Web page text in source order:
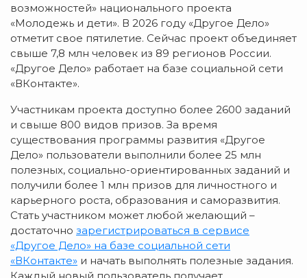
возможностей» национального проекта
«Молодежь и дети». В 2026 году «Другое Дело»
отметит свое пятилетие. Сейчас проект объединяет
свыше 7,8 млн человек из 89 регионов России.
«Другое Дело» работает на базе социальной сети
«ВКонтакте».
Участникам проекта доступно более 2600 заданий
и свыше 800 видов призов. За время
существования программы развития «Другое
Дело» пользователи выполнили более 25 млн
полезных, социально-ориентированных заданий и
получили более 1 млн призов для личностного и
карьерного роста, образования и саморазвития.
Стать участником может любой желающий –
достаточно зарегистрироваться в сервисе
«Другое Дело» на базе социальной сети
«ВКонтакте» и начать выполнять полезные задания.